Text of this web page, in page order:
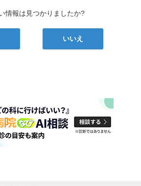
情報は見つかりましたか?
いいえ